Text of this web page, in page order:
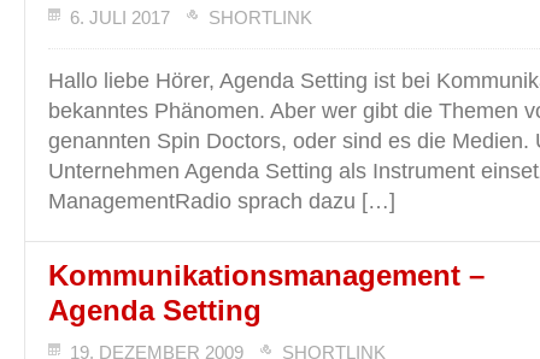
6. JULI 2017 SHORTLINK
Hallo liebe Hörer, Agenda Setting ist bei
bekanntes Phänomen. Aber wer gibt die Themen
genannten Spin Doctors, oder sind es die Medien.
Unternehmen Agenda Setting als Instrument
ManagementRadio sprach dazu […]
Kommunikationsmanagement –
Agenda Setting
19. DEZEMBER 2009 SHORTLINK